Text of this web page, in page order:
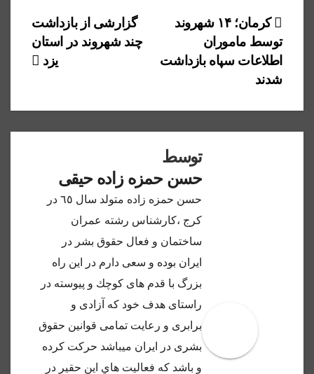
راهبری
نوشته
گزارشی از بازداشت
چند شهروند در استان
یزد
کرمان؛ ۱۴ شهروند
توسط ماموران
اطلاعات سپاه بازداشت
شدند
توسط
حسن حمزه زاده حیقی
حسن حمزه زاده متولد سال ٦٥ در
كرج ،كارشناس رشته عمران
ساختمان و فعال حقوق بشر در
ايران بوده و سعى دارم در اين راه
بزرگ با قدم هاى كوچك و پيوسته در
راستاى هدف خود كه آزادى و
برابرى و رعايت تمامى قوانين حقوق
بشرى در ايران ميباشد حركت كرده
و باشد كه فعاليت هاي اين حقير در